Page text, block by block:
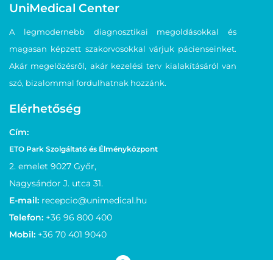
UniMedical Center
A legmodernebb diagnosztikai megoldásokkal és
magasan képzett szakorvosokkal várjuk pácienseinket.
Akár megelőzésről, akár kezelési terv kialakításáról van
szó, bizalommal fordulhatnak hozzánk.
Elérhetőség
Cím:
ETO Park Szolgáltató és Élményközpont
2. emelet 9027 Győr,
Nagysándor J. utca 31.
E-mail: recepcio@unimedical.hu
Telefon: +36 96 800 400
Mobil: +36 70 401 9040